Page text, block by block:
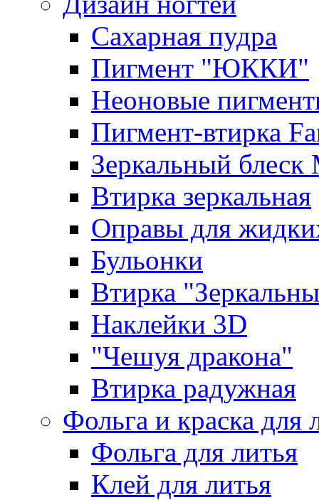
Сахарная пудра
Пигмент "ЮККИ"
Неоновые
Пигмент-втирка
Зеркальный блеск
Втирка зеркальная
Оправы для
Бульонки
Втирка
Наклейки 3D
"Чешуя дракона"
Втирка радужная
Фольга и краска для
Фольга для литья
Клей для литья